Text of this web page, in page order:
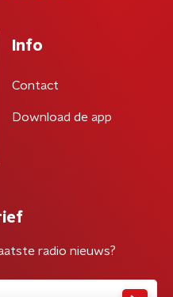
Info
Contact
Download de app
radio nieuws?